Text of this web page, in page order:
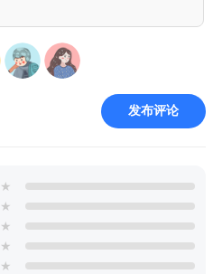
歌新歌想听就听；
多个用户上传的音乐视频，使
传至音乐视频，自己做mv的主
乐，发现好歌新方式；
”，跨平台无缝使用；
发布评论
★
★
★
★
★